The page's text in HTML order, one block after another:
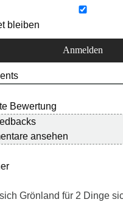
bleiben
Bewertung
ansehen
Grönland für 2 Dinge